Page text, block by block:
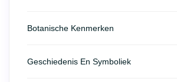
Botanische Kenmerken
Geschiedenis En Symboliek